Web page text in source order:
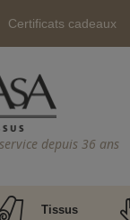
Certificats cadeaux
depuis 36 ans
Tissus